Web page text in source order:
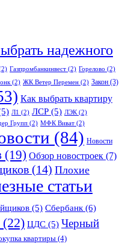
надежного
Газпромбанкинвест (2) Горелово (2)
(2) ЖК Ветер Перемен (2) Закон (3)
Как выбрать квартиру
Л1 (2) ЛСР (5) ЛЭК (2)
Групп (2) МФК Виват (2)
(84) Новости
(19) Обзор новостроек (7)
(14) Плохие
статьи
(5) Сбербанк (6)
(22) ЦДС (5) Черный
квартиры(4)